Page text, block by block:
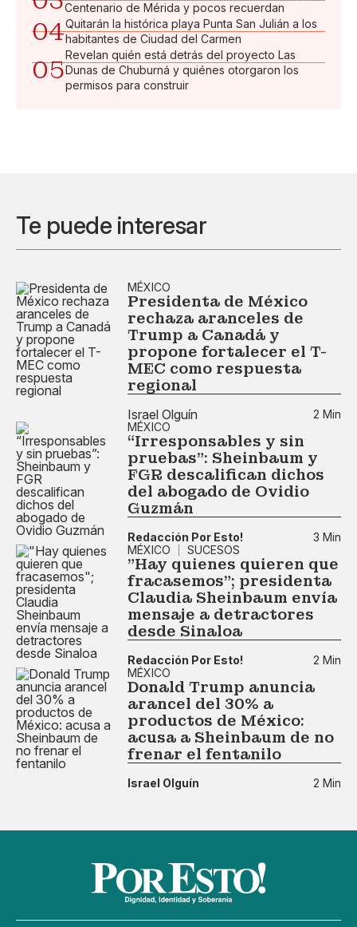
Centenario de Mérida y pocos recuerdan
04Quitarán la histórica playa Punta San Julián a los
habitantes de Ciudad del Carmen
05
Revelan quién está detrás del proyecto Las
Dunas de Chuburná y quiénes otorgaron los
permisos para construir
Te puede interesar
MÉXICO
Presidenta de México
rechaza aranceles de
Trump a Canadá y
propone fortalecer el T-
MEC como respuesta
regional
Israel Olguín
2 Min
MÉXICO
“Irresponsables y sin
pruebas”: Sheinbaum y
FGR descalifican dichos
del abogado de Ovidio
Guzmán
Redacción Por Esto!
3 Min
MÉXICO
SUCESOS
"Hay quienes quieren que
fracasemos"; presidenta
Claudia Sheinbaum envía
mensaje a detractores
desde Sinaloa
Redacción Por Esto!
2 Min
MÉXICO
Donald Trump anuncia
arancel del 30% a
productos de México:
acusa a Sheinbaum de no
frenar el fentanilo
Israel Olguín 2 Min